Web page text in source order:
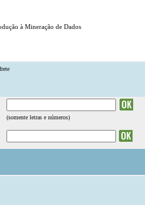
à Mineração de Dados
(somente letras e números)